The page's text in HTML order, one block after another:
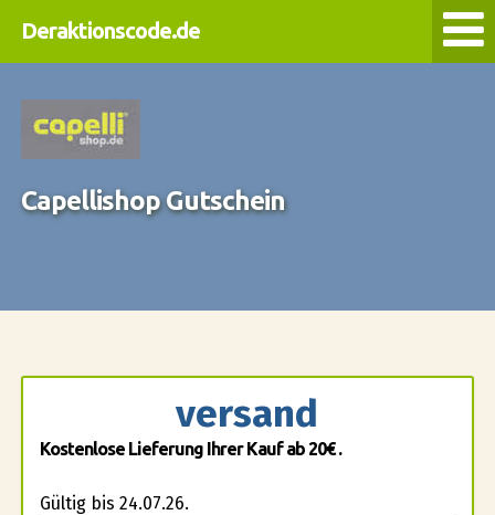
Deraktionscode.de
Capellishop Gutschein
versand
Kostenlose Lieferung Ihrer Kauf ab 20€ .
Gültig bis 24.07.26.